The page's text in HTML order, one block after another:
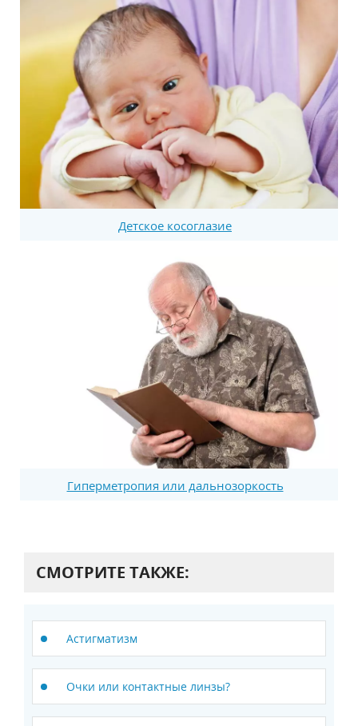
Детское косоглазие
Гиперметропия или дальнозоркость
СМОТРИТЕ ТАКЖЕ:
Астигматизм
Очки или контактные линзы?